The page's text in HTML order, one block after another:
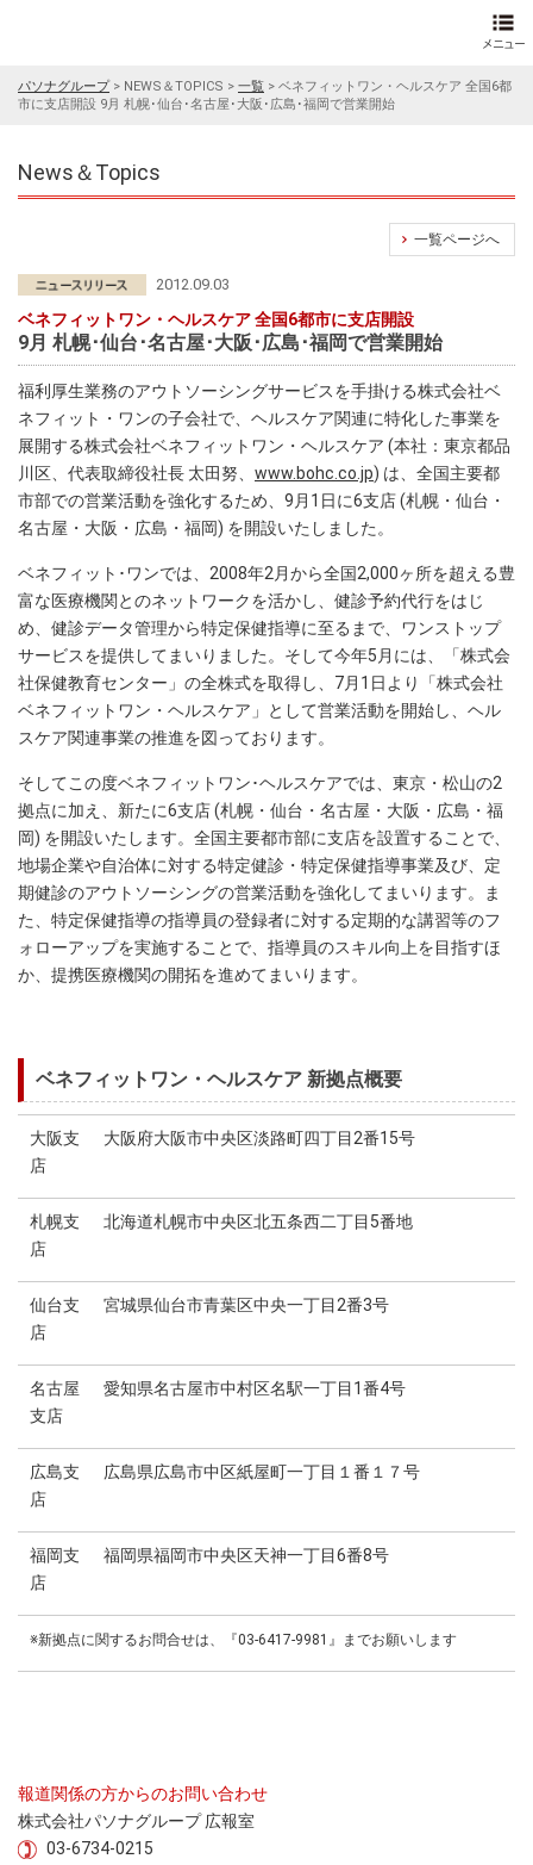
パソナグループ> NEWS＆TOPICS > 一覧 > ベネフィットワン・ヘルスケア 全国6都
市に支店開設 9月 札幌･仙台･名古屋･大阪･広島･福岡で営業開始
News＆Topics
一覧ページへ
2012.09.03
ベネフィットワン・ヘルスケア 全国6都市に支店開設
9月 札幌･仙台･名古屋･大阪･広島･福岡で営業開始
福利厚生業務のアウトソーシングサービスを手掛ける株式会社ベ
ネフィット・ワンの子会社で、ヘルスケア関連に特化した事業を
展開する株式会社ベネフィットワン・ヘルスケア (本社：東京都品
川区、代表取締役社長 太田努、 www.bohc.co.jp) は、全国主要都
市部での営業活動を強化するため、9月1日に6支店 (札幌・仙台・
名古屋・大阪・広島・福岡) を開設いたしました。
ベネフィット･ワンでは、2008年2月から全国2,000ヶ所を超える豊
富な医療機関とのネットワークを活かし、健診予約代行をはじ
め、健診データ管理から特定保健指導に至るまで、ワンストップ
サービスを提供してまいりました。そして今年5月には、「株式会
社保健教育センター」の全株式を取得し、7月1日より「株式会社
ベネフィットワン・ヘルスケア」として営業活動を開始し、ヘル
スケア関連事業の推進を図っております。
そしてこの度ベネフィットワン･ヘルスケアでは、東京・松山の2
拠点に加え、新たに6支店 (札幌・仙台・名古屋・大阪・広島・福
岡) を開設いたします。全国主要都市部に支店を設置することで、
地場企業や自治体に対する特定健診・特定保健指導事業及び、定
期健診のアウトソーシングの営業活動を強化してまいります。ま
た、特定保健指導の指導員の登録者に対する定期的な講習等のフ
ォローアップを実施することで、指導員のスキル向上を目指すほ
か、提携医療機関の開拓を進めてまいります。
ベネフィットワン・ヘルスケア 新拠点概要
大阪支
店
大阪府大阪市中央区淡路町四丁目2番15号
札幌支
店
北海道札幌市中央区北五条西二丁目5番地
仙台支
店
宮城県仙台市青葉区中央一丁目2番3号
名古屋
支店
愛知県名古屋市中村区名駅一丁目1番4号
広島支
店
広島県広島市中区紙屋町一丁目１番１７号
福岡支
店
福岡県福岡市中央区天神一丁目6番8号
※新拠点に関するお問合せは、『03-6417-9981』までお願いします
報道関係の方からのお問い合わせ
株式会社パソナグループ 広報室
03-6734-0215